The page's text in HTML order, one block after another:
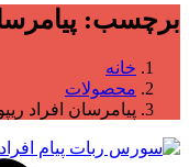
برچسب:
خانه
محصولات
پیامرسان افراد